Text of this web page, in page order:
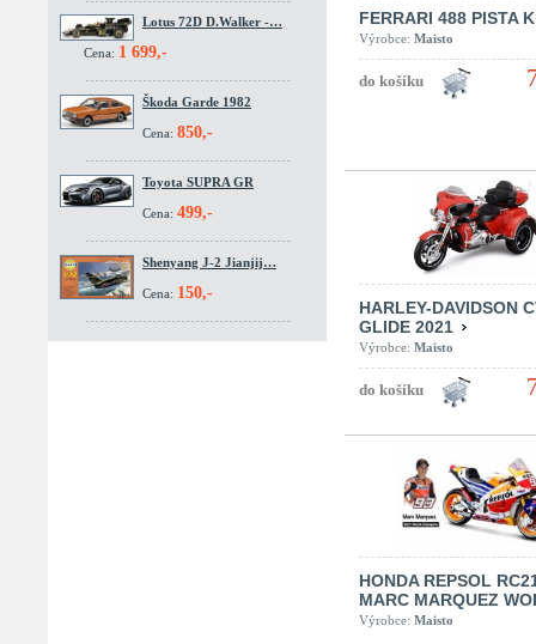
Lotus 72D D.Walker -…
Cena: 1 699,-
Škoda Garde 1982
Cena: 850,-
Toyota SUPRA GR
Cena: 499,-
Shenyang J-2 Jianjij…
Cena: 150,-
FERRARI 488 PISTA
Výrobce: Maisto
HARLEY-DAVIDSON
GLIDE 2021
Výrobce: Maisto
HONDA REPSOL
MARC MARQUEZ
Výrobce: Maisto